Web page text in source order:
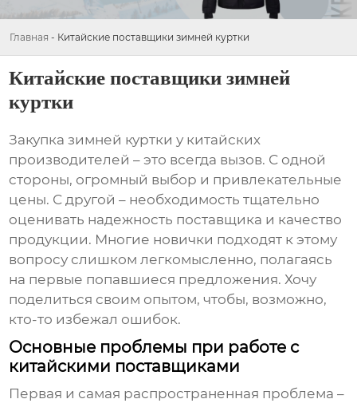
Главная - Китайские поставщики зимней куртки
Китайские поставщики зимней
куртки
Закупказимней куртки у китайских
производителей – это всегда вызов. С одной
стороны, огромный выбор и привлекательные
цены. С другой – необходимость тщательно
оценивать надежность поставщика и качество
продукции. Многие новички подходят к этому
вопросу слишком легкомысленно, полагаясь
на первые попавшиеся предложения. Хочу
поделиться своим опытом, чтобы, возможно,
кто-то избежал ошибок.
Основные проблемы при работе с
китайскими поставщиками
Первая и самая распространенная проблема –